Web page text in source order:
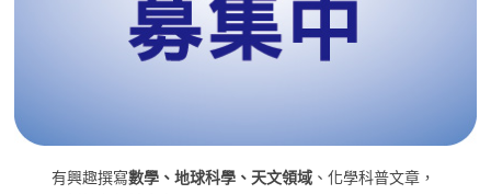
有興趣撰寫數學、地球科學、天文領域 、化學科普文章，